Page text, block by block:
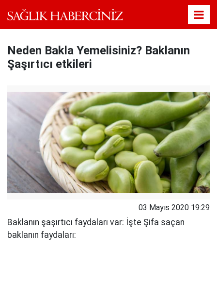
Neden Bakla Yemelisiniz? Baklanın
Şaşırtıcı etkileri
03 Mayıs 2020 19:29
Baklanın şaşırtıcı faydaları var: İşte Şifa saçan
baklanın faydaları: